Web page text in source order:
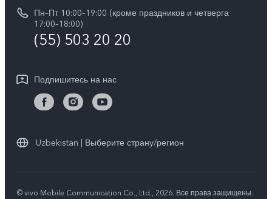
Обновление системы
Инструкции по гарантии vivo
Юридическая информация
О нас
Стабильность
Пн–Пт 10:00–19:00 (кроме праздников и четверга
17:00–18:00)
(55) 503 20 20
Подпишитесь на нас
Uzbekistan | Выберите страну/регион
© vivo Mobile Communication Co., Ltd., 2026. Все права защищены.